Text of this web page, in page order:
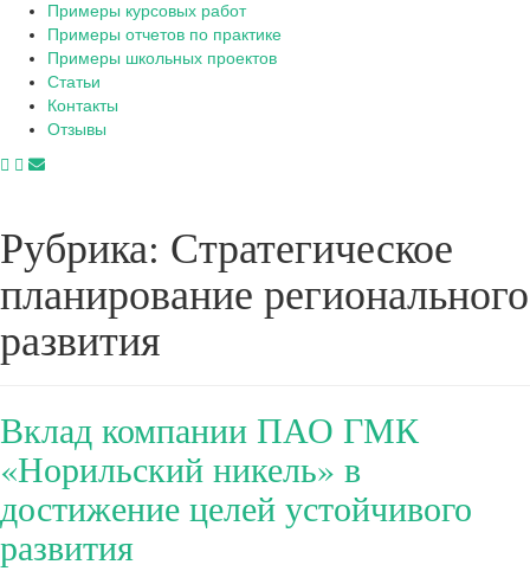
Примеры курсовых работ
Примеры отчетов по практике
Примеры школьных проектов
Статьи
Контакты
Отзывы
Рубрика: Стратегическое
планирование регионального
развития
Вклад компании ПАО ГМК
«Норильский никель» в
достижение целей устойчивого
развития